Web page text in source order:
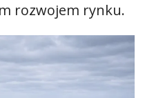
rozwojem rynku.